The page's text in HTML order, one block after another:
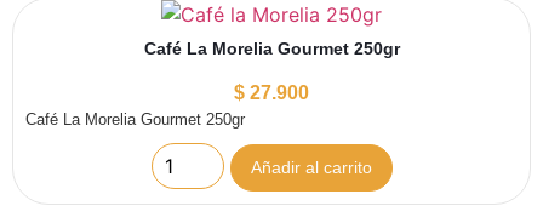
Café La Morelia Gourmet 250gr
$ 27.900
Café La Morelia Gourmet 250gr
Añadir al carrito